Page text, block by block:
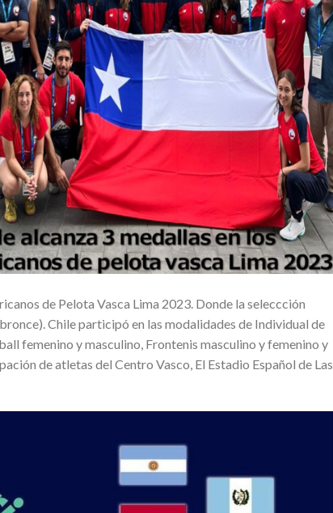
de Pelota Vasca Lima 2023. Donde la seleccción
Chile participó en las modalidades de Individual de
femenino y masculino, Frontenis masculino y femenino y
de atletas del Centro Vasco, El Estadio Español de Las